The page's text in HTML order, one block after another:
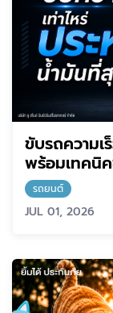
ขับรถความเ
พร้อมเทคนิ
รถยนต์
JUL 01, 2026